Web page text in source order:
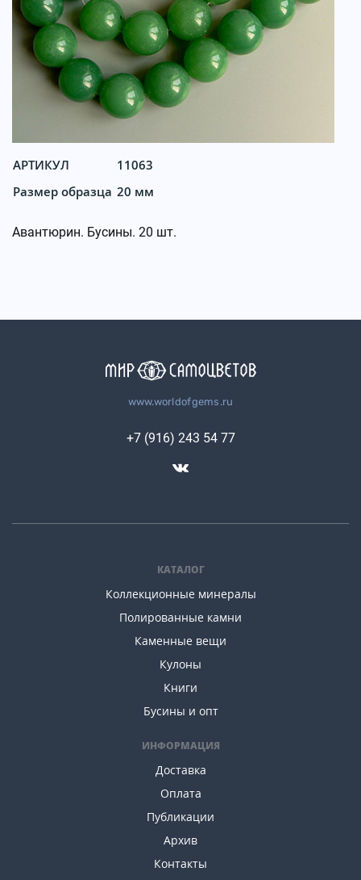
АРТИКУЛ
11063
Размер образца 20 мм
Авантюрин. Бусины. 20 шт.
www.worldofgems.ru
КАТАЛОГ
Коллекционные минералы
Полированные камни
Каменные вещи
Кулоны
Книги
Бусины и опт
ИНФОРМАЦИЯ
Доставка
Оплата
Публикации
Архив
Контакты
+7 (916) 243 54 77